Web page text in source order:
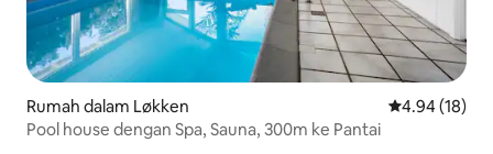
Rumah dalam Løkken Penarafan
4.94 (18)
Pool house dengan Spa, Sauna, 300m ke Pantai